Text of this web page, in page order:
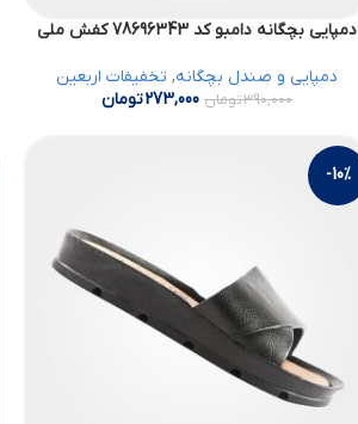
دمپایی بچگانه دامبو کد 78696343 کفش ملی
دمپایی و صندل بچگانه, تخفیفات اربعین
390,000تومان 273,000تومان
-10%